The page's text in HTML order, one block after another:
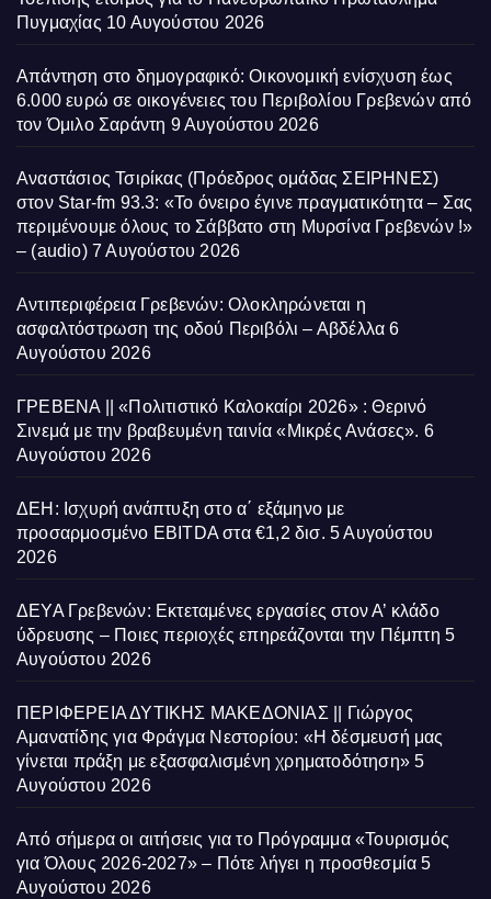
Πυγμαχίας 10 Αυγούστου 2026
Απάντηση στο δημογραφικό: Οικονομική ενίσχυση έως
6.000 ευρώ σε οικογένειες του Περιβολίου Γρεβενών από
τον Όμιλο Σαράντη 9 Αυγούστου 2026
Αναστάσιος Τσιρίκας (Πρόεδρος ομάδας ΣΕΙΡΗΝΕΣ)
στον Star-fm 93.3: «Το όνειρο έγινε πραγματικότητα – Σας
περιμένουμε όλους το Σάββατο στη Μυρσίνα Γρεβενών !»
– (audio) 7 Αυγούστου 2026
Αντιπεριφέρεια Γρεβενών: Ολοκληρώνεται η
ασφαλτόστρωση της οδού Περιβόλι – Αβδέλλα 6
Αυγούστου 2026
ΓΡΕΒΕΝΑ || «Πολιτιστικό Καλοκαίρι 2026» : Θερινό
Σινεμά με την βραβευμένη ταινία «Μικρές Ανάσες». 6
Αυγούστου 2026
ΔΕΗ: Ισχυρή ανάπτυξη στο α΄ εξάμηνο με
προσαρμοσμένο EBITDA στα €1,2 δισ. 5 Αυγούστου
2026
ΔΕΥΑ Γρεβενών: Εκτεταμένες εργασίες στον Α’ κλάδο
ύδρευσης – Ποιες περιοχές επηρεάζονται την Πέμπτη 5
Αυγούστου 2026
ΠΕΡΙΦΕΡΕΙΑ ΔΥΤΙΚΗΣ ΜΑΚΕΔΟΝΙΑΣ || Γιώργος
Αμανατίδης για Φράγμα Νεστορίου: «Η δέσμευσή μας
γίνεται πράξη με εξασφαλισμένη χρηματοδότηση» 5
Αυγούστου 2026
Από σήμερα οι αιτήσεις για το Πρόγραμμα «Τουρισμός
για Όλους 2026-2027» – Πότε λήγει η προσθεσμία 5
Αυγούστου 2026